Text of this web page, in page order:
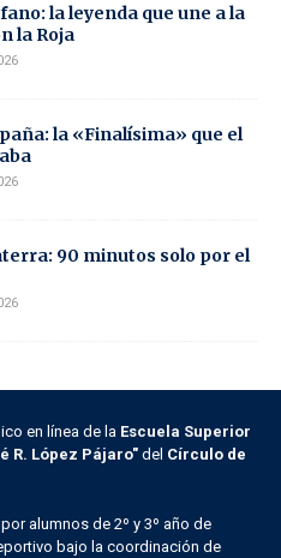
la leyenda que une a la
la Roja
la «Finalísima» que el
90 minutos solo por el
en línea de la Escuela Superior
R. López Pájaro" del Círculo de
alumnos de 2º y 3º año de
bajo la coordinación de